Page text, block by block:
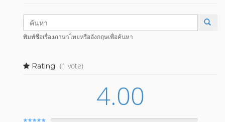
พิมพ์ชื่อเรื่องภาษาไทยหรืออังกฤษเพื่อค้นหา
Rating (1 vote)
4.00